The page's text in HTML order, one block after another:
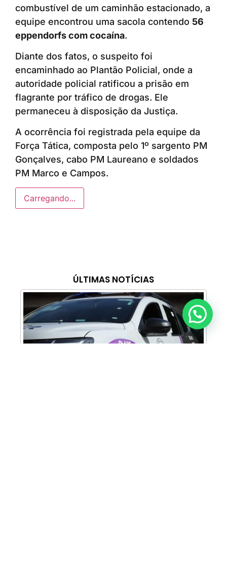
ÚLTIMAS NOTÍCIAS
combustível de um caminhão estacionado, a
equipe encontrou uma sacola contendo 56
eppendorfs com cocaína.
Diante dos fatos, o suspeito foi
encaminhado ao Plantão Policial, onde a
autoridade policial ratificou a prisão em
flagrante por tráfico de drogas. Ele
permaneceu à disposição da Justiça.
A ocorrência foi registrada pela equipe da
Força Tática, composta pelo 1º sargento PM
Gonçalves, cabo PM Laureano e soldados
PM Marco e Campos.
Carregando...
Anunciar ou recomendar matéria